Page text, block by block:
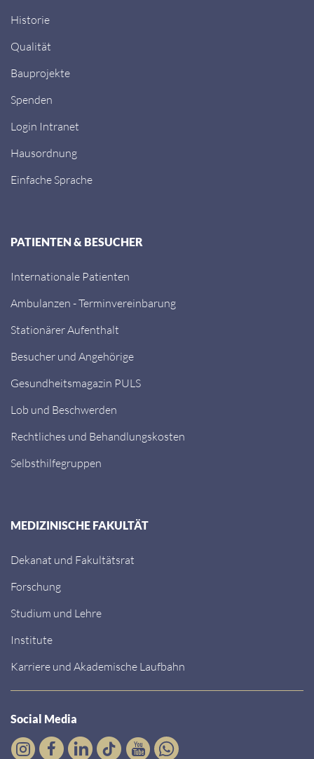
Historie
Qualität
Bauprojekte
Spenden
Login Intranet
Hausordnung
Einfache Sprache
PATIENTEN & BESUCHER
Internationale Patienten
Ambulanzen - Terminvereinbarung
Stationärer Aufenthalt
Besucher und Angehörige
Gesundheitsmagazin PULS
Lob und Beschwerden
Rechtliches und Behandlungskosten
Selbsthilfegruppen
MEDIZINISCHE FAKULTÄT
Dekanat und Fakultätsrat
Forschung
Studium und Lehre
Institute
Karriere und Akademische Laufbahn
Social Media